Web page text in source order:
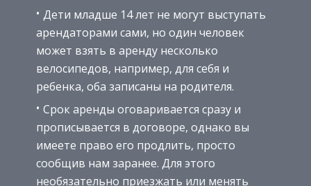
Дети младше 14 лет не могут выступать
арендаторами сами, но один человек
может взять в аренду несколько
велосипедов, например, для себя и
ребенка, оба записаны на родителя.
Срок аренды оговаривается сразу и
прописывается в договоре, однако вы
имеете право его продлить, просто
сообщив нам заранее. Для этого
необязательно приезжать или менять